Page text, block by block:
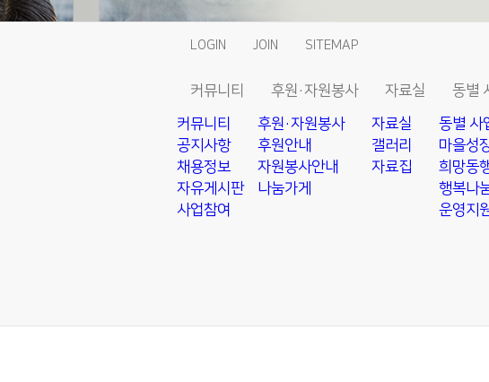
LOGIN JOIN SITEMAP
커뮤니티
커뮤니티
공지사항
채용정보
자유게시판
사업참여
후원·자원봉사
후원·자원봉사
후원안내
자원봉사안내
나눔가게
자료실
자료실
갤러리
자료집
동별
동별 사
마을성
희망동
행복나
운영지